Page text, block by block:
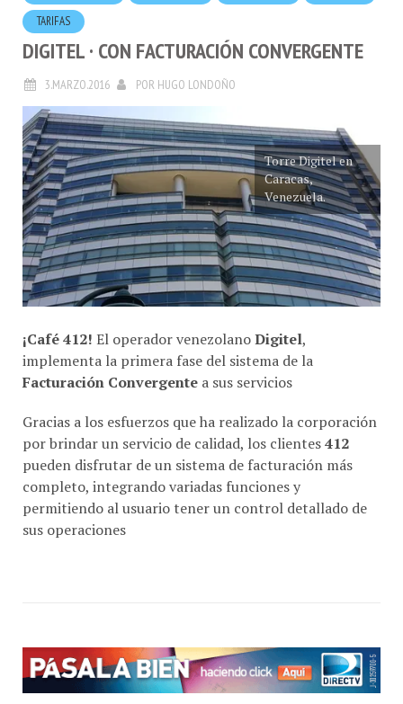
TARIFAS
DIGITEL · CON FACTURACIÓN CONVERGENTE
3.MARZO.2016 POR HUGO LONDOÑO
Torre Digitel en
Caracas,
Venezuela.
¡Café 412! El operador venezolano Digitel
implementa la primera fase del sistema de la
Facturación Convergente a sus servicios
Gracias a los esfuerzos que ha realizado la corporación
por brindar un servicio de calidad, los clientes 412
pueden disfrutar de un sistema de facturación más
completo, integrando variadas funciones y
permitiendo al usuario tener un control detallado de
sus operaciones